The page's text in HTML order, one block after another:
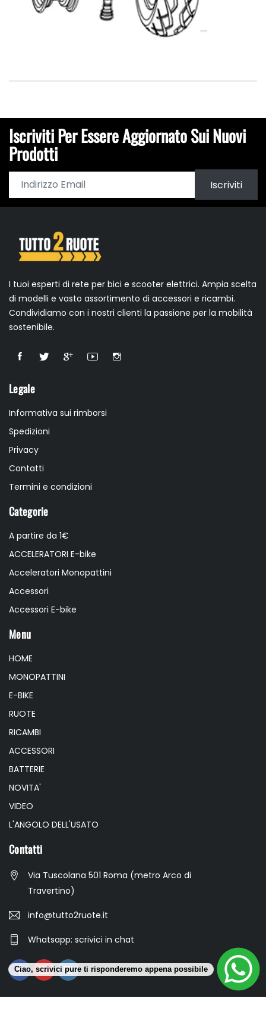
Iscriviti Per Essere Aggiornato Sui Nuovi
Prodotti
Iscriviti
I tuoi esperti di rete per bici e scooter elettrici. Ampia scelta
di modelli e vasto assortimento di accessori e ricambi.
Condividiamo con i nostri clienti la passione per la mobilità
sostenibile.
Legale
Informativa sui rimborsi
Spedizioni
Privacy
Contatti
Termini e condizioni
Categorie
A partire da 1€
ACCELERATORI E-bike
Acceleratori Monopattini
Accessori
Accessori E-bike
Menu
HOME
MONOPATTINI
E-BIKE
RUOTE
RICAMBI
ACCESSORI
BATTERIE
NOVITA'
VIDEO
L'ANGOLO DELL'USATO
Contatti
Via Tuscolana 501 Roma (metro Arco di
Travertino)
info@tutto2ruote.it
Whatsapp: scrivici in chat
Ciao, scrivici pure ti risponderemo appena possibile